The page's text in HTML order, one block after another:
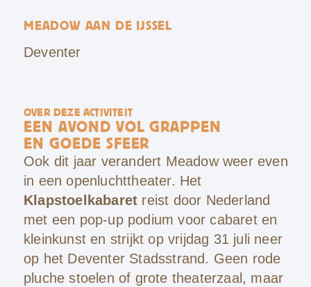
MEADOW AAN DE IJSSEL
Deventer
OVER DEZE ACTIVITEIT
EEN AVOND VOL GRAPPEN
EN GOEDE SFEER
Ook dit jaar verandert Meadow weer even
in een openluchttheater. Het
Klapstoelkabaret reist door Nederland
met een pop-up podium voor cabaret en
kleinkunst en strijkt op vrijdag 31 juli neer
op het Deventer Stadsstrand. Geen rode
pluche stoelen of grote theaterzaal, maar